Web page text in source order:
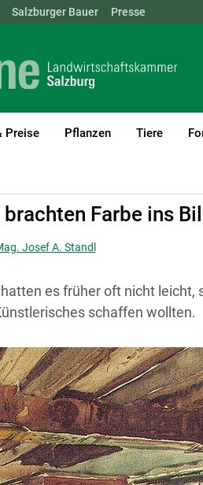
ÖSTERREICH BGLD KTN
Salzburger Bauer Presse
Preise Pflanzen Tiere
Farbe ins
Josef A. Standl
es früher oft nicht
schaffen wollten.